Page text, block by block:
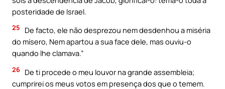
posteridade de Israel.
25
De facto, ele não desprezou nem desdenhou a miséria
do mísero, Nem apartou a sua face dele, mas ouviu-o
quando lhe clamava.”
26 De ti procede o meu louvor na grande assembleia;
cumprirei os meus votos em presença dos que o temem.